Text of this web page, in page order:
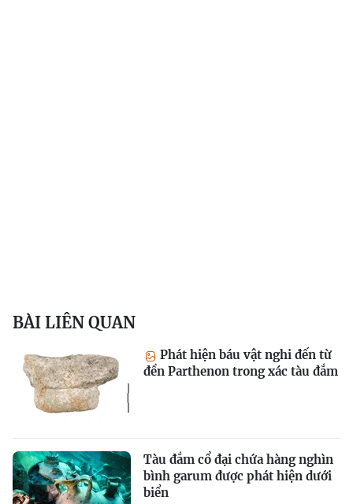
BÀI LIÊN QUAN
Phát hiện báu vật nghi đến từ
đền Parthenon trong xác tàu đắm
Tàu đắm cổ đại chứa hàng nghìn
bình garum được phát hiện dưới
biển